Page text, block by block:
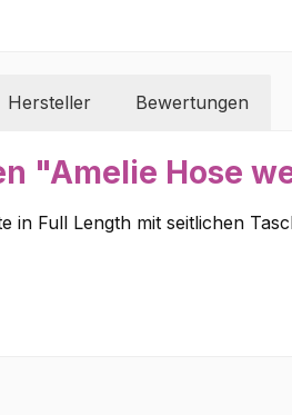
Hersteller Bewertungen
"Amelie Hose
in Full Length mit seitlichen